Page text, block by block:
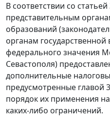
В соответствии со
представительным
образований
органам государственной
федерального значения
Севастополя)
дополнительные
предусмотренные главой
порядок их применения
каких-либо ограничений.